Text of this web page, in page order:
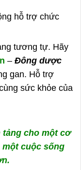
hỗ trợ chức
tương tự. Hãy
– Đông dược
gan. Hỗ trợ
sức khỏe của
tảng cho một cơ
cuộc sống